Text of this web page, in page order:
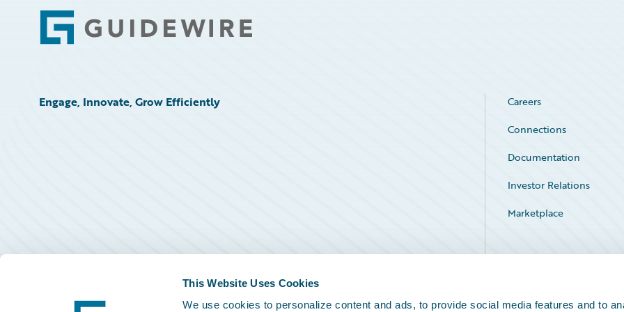
This Website Uses Cookies
We use cookies to personalize content and ads, to provide social media features and to
Footer
Engage, Innovate, Grow Efficiently
Careers
Connections
Documentation
Investor Relations
Marketplace
Service Status